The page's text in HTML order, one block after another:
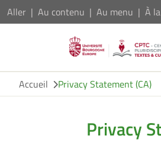
Aller Au contenu Au menu À
Accueil
Privacy Statement (CA)
Privacy